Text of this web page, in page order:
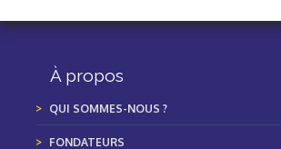
À propos
QUI SOMMES-NOUS ?
FONDATEURS